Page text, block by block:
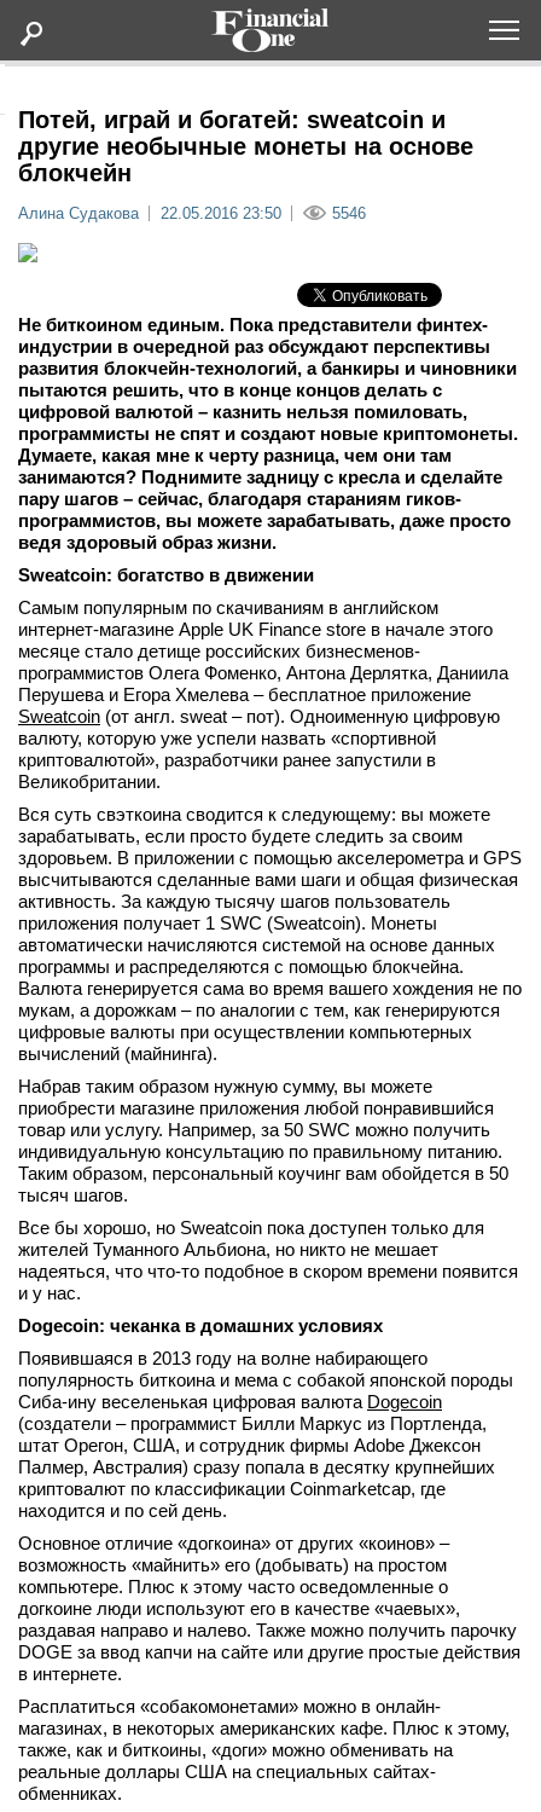
Статьи
Мероприятия
Новости
Интервью
вконтакте
телеграм
Стать автором
Вход
Потей, играй и богатей: sweatcoin и
другие необычные монеты на основе
блокчейн
Алина Судакова 22.05.2016 23:50 5546
Не биткоином единым. Пока представители финтех-
индустрии в очередной раз обсуждают перспективы
развития блокчейн-технологий, а банкиры и чиновники
пытаются решить, что в конце концов делать с
цифровой валютой – казнить нельзя помиловать,
программисты не спят и создают новые криптомонеты.
Думаете, какая мне к черту разница, чем они там
занимаются? Поднимите задницу с кресла и сделайте
пару шагов – сейчас, благодаря стараниям гиков-
программистов, вы можете зарабатывать, даже просто
ведя здоровый образ жизни.
Sweatcoin: богатство в движении
Самым популярным по скачиваниям в английском
интернет-магазине Apple UK Finance store в начале этого
месяце стало детище российских бизнесменов-
программистов Олега Фоменко, Антона Дерлятка, Даниила
Перушева и Егора Хмелева – бесплатное приложение
Sweatcoin (от англ. sweat – пот). Одноименную цифровую
валюту, которую уже успели назвать «спортивной
криптовалютой», разработчики ранее запустили в
Великобритании.
Вся суть свэткоина сводится к следующему: вы можете
зарабатывать, если просто будете следить за своим
здоровьем. В приложении с помощью акселерометра и GPS
высчитываются сделанные вами шаги и общая физическая
активность. За каждую тысячу шагов пользователь
приложения получает 1 SWC (Sweatcoin). Монеты
автоматически начисляются системой на основе данных
программы и распределяются с помощью блокчейна.
Валюта генерируется сама во время вашего хождения не по
мукам, а дорожкам – по аналогии с тем, как генерируются
цифровые валюты при осуществлении компьютерных
вычислений (майнинга).
Набрав таким образом нужную сумму, вы можете
приобрести магазине приложения любой понравившийся
товар или услугу. Например, за 50 SWC можно получить
индивидуальную консультацию по правильному питанию.
Таким образом, персональный коучинг вам обойдется в 50
тысяч шагов.
Все бы хорошо, но Sweatcoin пока доступен только для
жителей Туманного Альбиона, но никто не мешает
надеяться, что что-то подобное в скором времени появится
и у нас.
Dogecoin: чеканка в домашних условиях
Появившаяся в 2013 году на волне набирающего
популярность биткоина и мема с собакой японской породы
Сиба-ину веселенькая цифровая валюта Dogecoin
(создатели – программист Билли Маркус из Портленда,
штат Орегон, США, и сотрудник фирмы Adobe Джексон
Палмер, Австралия) сразу попала в десятку крупнейших
криптовалют по классификации Coinmarketcap, где
находится и по сей день.
Основное отличие «догкоина» от других «коинов» –
возможность «майнить» его (добывать) на простом
компьютере. Плюс к этому часто осведомленные о
догкоине люди используют его в качестве «чаевых»,
раздавая направо и налево. Также можно получить парочку
DOGE за ввод капчи на сайте или другие простые действия
в интернете.
Расплатиться «собакомонетами» можно в онлайн-
магазинах, в некоторых американских кафе. Плюс к этому,
также, как и биткоины, «доги» можно обменивать на
реальные доллары США на специальных сайтах-
обменниках.